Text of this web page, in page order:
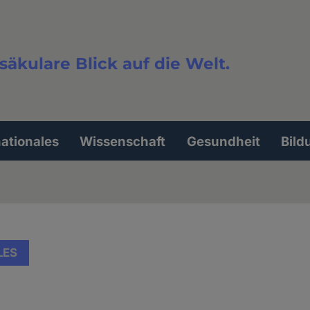
Blick auf die Welt.
Wissenschaft Gesundheit